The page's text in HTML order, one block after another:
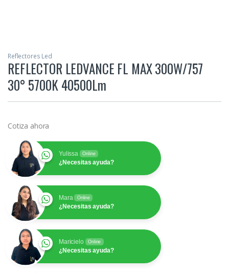
Reflectores Led
REFLECTOR LEDVANCE FL MAX 300W/757
30° 5700K 40500Lm
Cotiza ahora
Yulissa Online
¿Necesitas ayuda?
Mara Online
¿Necesitas ayuda?
Maricielo Online
¿Necesitas ayuda?